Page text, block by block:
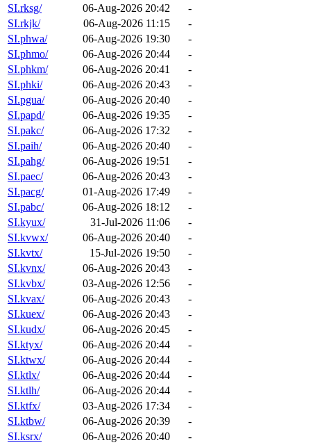
SI.rksg/
06-Aug-2026 20:42
-
SI.rkjk/
06-Aug-2026 11:15
-
SI.phwa/
06-Aug-2026 19:30
-
SI.phmo/
06-Aug-2026 20:44
-
SI.phkm/
06-Aug-2026 20:41
-
SI.phki/
06-Aug-2026 20:43
-
SI.pgua/
06-Aug-2026 20:40
-
SI.papd/
06-Aug-2026 19:35
-
SI.pakc/
06-Aug-2026 17:32
-
SI.paih/
06-Aug-2026 20:40
-
SI.pahg/
06-Aug-2026 19:51
-
SI.paec/
06-Aug-2026 20:43
-
SI.pacg/
01-Aug-2026 17:49
-
SI.pabc/
06-Aug-2026 18:12
-
SI.kyux/
31-Jul-2026 11:06
-
SI.kvwx/
06-Aug-2026 20:40
-
SI.kvtx/
15-Jul-2026 19:50
-
SI.kvnx/
06-Aug-2026 20:43
-
SI.kvbx/
03-Aug-2026 12:56
-
SI.kvax/
06-Aug-2026 20:43
-
SI.kuex/
06-Aug-2026 20:43
-
SI.kudx/
06-Aug-2026 20:45
-
SI.ktyx/
06-Aug-2026 20:44
-
SI.ktwx/
06-Aug-2026 20:44
-
SI.ktlx/
06-Aug-2026 20:44
-
SI.ktlh/
06-Aug-2026 20:44
-
SI.ktfx/
03-Aug-2026 17:34
-
SI.ktbw/
06-Aug-2026 20:39
-
SI.ksrx/
06-Aug-2026 20:40
-